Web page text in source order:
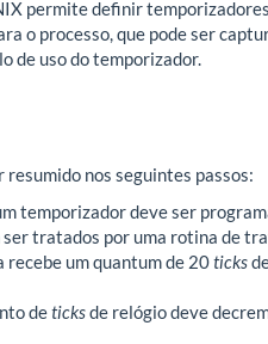
permite definir
o processo, que pode ser
de uso do temporizador.
nos seguintes passos:
temporizador deve ser
tratados por uma rotina de
recebe um quantum de 20ticks
deticksde relógio deve